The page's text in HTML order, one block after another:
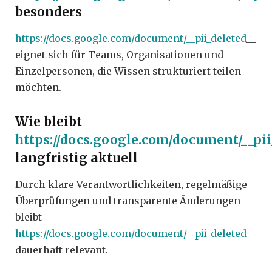
besonders
https://docs.google.com/document/__pii_deleted__
eignet sich für Teams, Organisationen und
Einzelpersonen, die Wissen strukturiert teilen
möchten.
Wie bleibt
https://docs.google.com/document/
langfristig aktuell
Durch klare Verantwortlichkeiten, regelmäßige
Überprüfungen und transparente Änderungen
bleibt
https://docs.google.com/document/__pii_deleted__
dauerhaft relevant.